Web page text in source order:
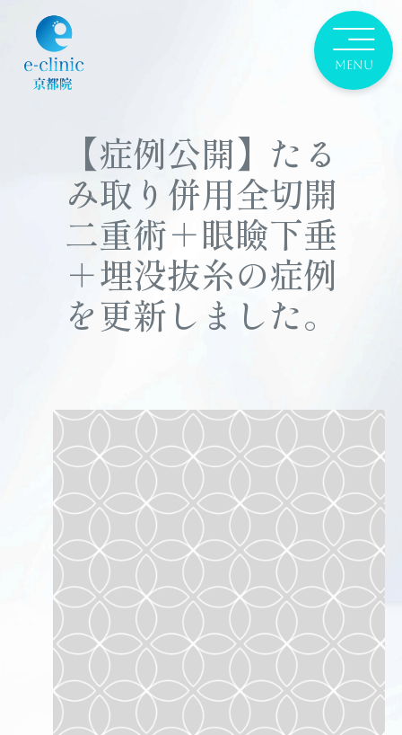
【症例公開】たる
み取り併用全切開
二重術＋眼瞼下垂
＋埋没抜糸の症例
を更新しました。